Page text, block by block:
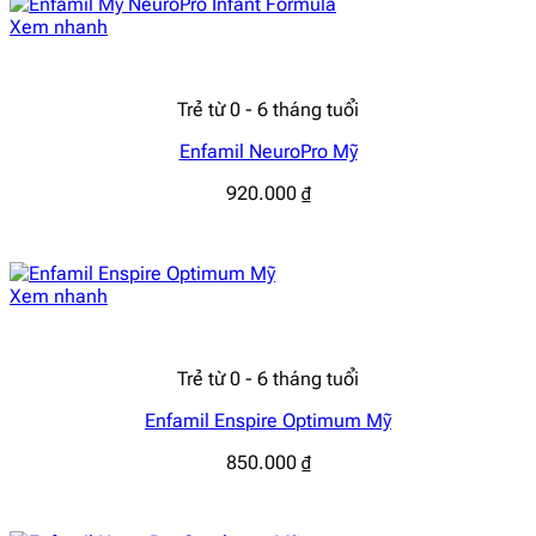
Xem nhanh
Trẻ từ 0 - 6 tháng tuổi
Enfamil NeuroPro Mỹ
920.000 ₫
Xem nhanh
Trẻ từ 0 - 6 tháng tuổi
Enfamil Enspire Optimum Mỹ
850.000 ₫